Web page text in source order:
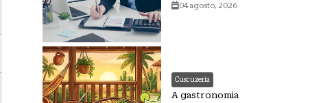
04 agosto, 2026
Cuscuzeria
A gastronomia